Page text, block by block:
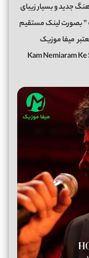
جدید و بسیار زیبای
” بصورت لینک مستقیم
میفا موزیک
Kam Nemiaram